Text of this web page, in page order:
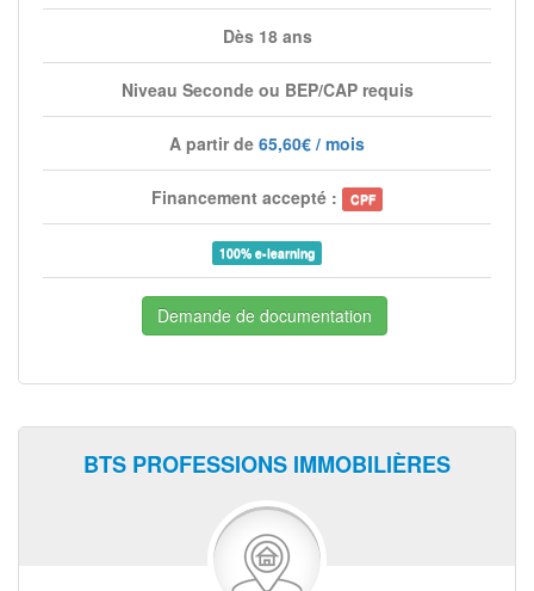
Dès 18 ans
Niveau Seconde ou BEP/CAP requis
A partir de 65,60€ / mois
Financement accepté : CPF
100% e-learning
Demande de documentation
BTS PROFESSIONS IMMOBILIÈRES